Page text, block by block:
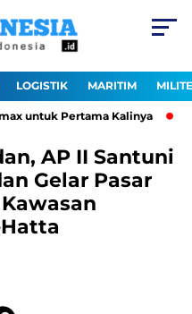
LOGISTIK MARITIM
untuk Pertama Kalinya
AP II Santuni
Gelar Pasar